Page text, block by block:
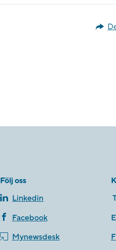
Följ oss
Linkedin
Facebook
Mynewsdesk